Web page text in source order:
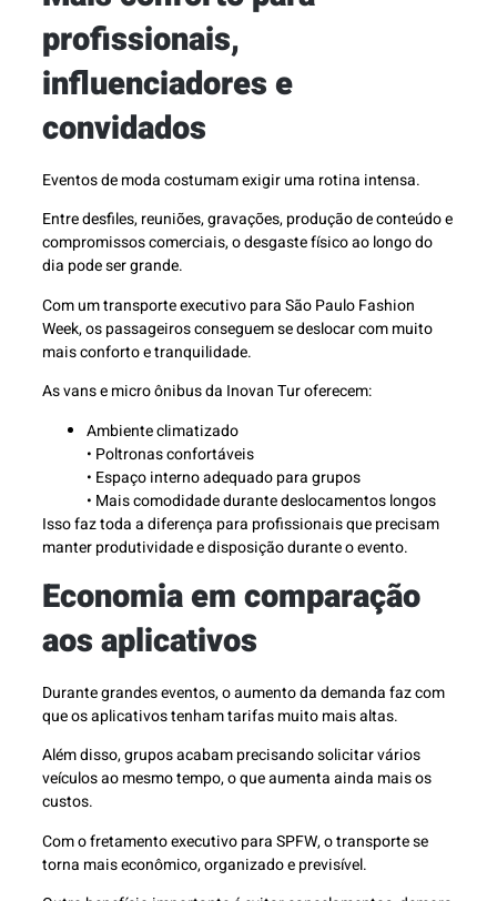
profissionais,
influenciadores e
convidados
Eventos de moda costumam exigir uma rotina intensa.
Entre desfiles, reuniões, gravações, produção de conteúdo e
compromissos comerciais, o desgaste físico ao longo do
dia pode ser grande.
Com um transporte executivo para São Paulo Fashion
Week, os passageiros conseguem se deslocar com muito
mais conforto e tranquilidade.
As vans e micro ônibus da Inovan Tur oferecem:
Ambiente climatizado
• Poltronas confortáveis
• Espaço interno adequado para grupos
• Mais comodidade durante deslocamentos longos
Isso faz toda a diferença para profissionais que precisam
manter produtividade e disposição durante o evento.
Economia em comparação
aos aplicativos
Durante grandes eventos, o aumento da demanda faz com
que os aplicativos tenham tarifas muito mais altas.
Além disso, grupos acabam precisando solicitar vários
veículos ao mesmo tempo, o que aumenta ainda mais os
custos.
Com o fretamento executivo para SPFW, o transporte se
torna mais econômico, organizado e previsível.